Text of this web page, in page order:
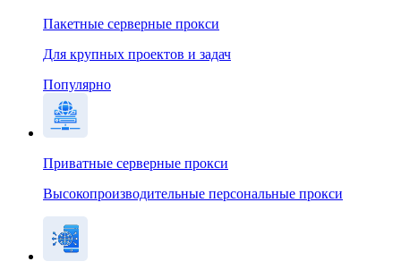
Пакетные серверные прокси
Для крупных проектов и задач
Популярно
Приватные серверные прокси
Высокопроизводительные персональные прокси